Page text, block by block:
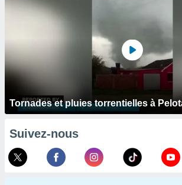
Tornades et pluies torrentielles à
Suivez-nous